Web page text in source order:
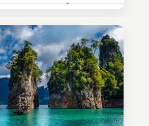
которого не бывает,